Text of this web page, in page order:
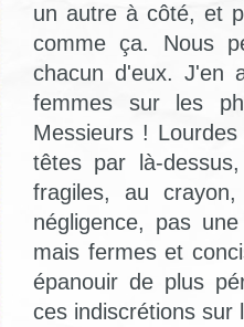
un autre à côté, et
comme ça. Nous
chacun d'eux. J'en
femmes sur les
Messieurs !
têtes par là-
fragiles, au
négligence, pas
mais fermes et
épanouir de plus
ces indiscrétions sur